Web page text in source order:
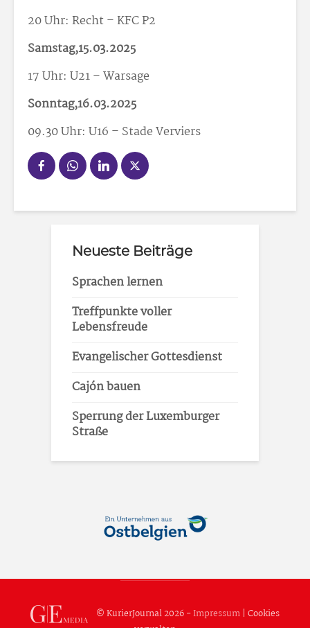
20 Uhr: Recht – KFC P2
Samstag,15.03.2025
17 Uhr: U21 – Warsage
Sonntag,16.03.2025
09.30 Uhr: U16 – Stade Verviers
Neueste Beiträge
Sprachen lernen
Treffpunkte voller
Lebensfreude
Evangelischer Gottesdienst
Cajón bauen
Sperrung der Luxemburger
Straße
© KurierJournal 2026 -Impressum| Cookies